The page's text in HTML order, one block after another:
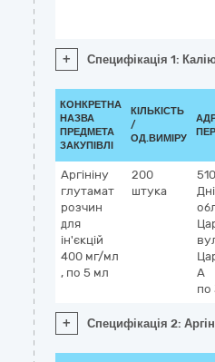
+ Специфікація 1:
КОНКРЕТНА
НАЗВА
ПРЕДМЕТА
ЗАКУПІВЛІ
КІЛЬКІСТЬ
/
ОД.ВИМІРУ
Аргініну
глутамат
розчин
для
ін'єкцій
400 мг/мл
, по 5 мл
200
штука
А
по
+ Специфікація 2: